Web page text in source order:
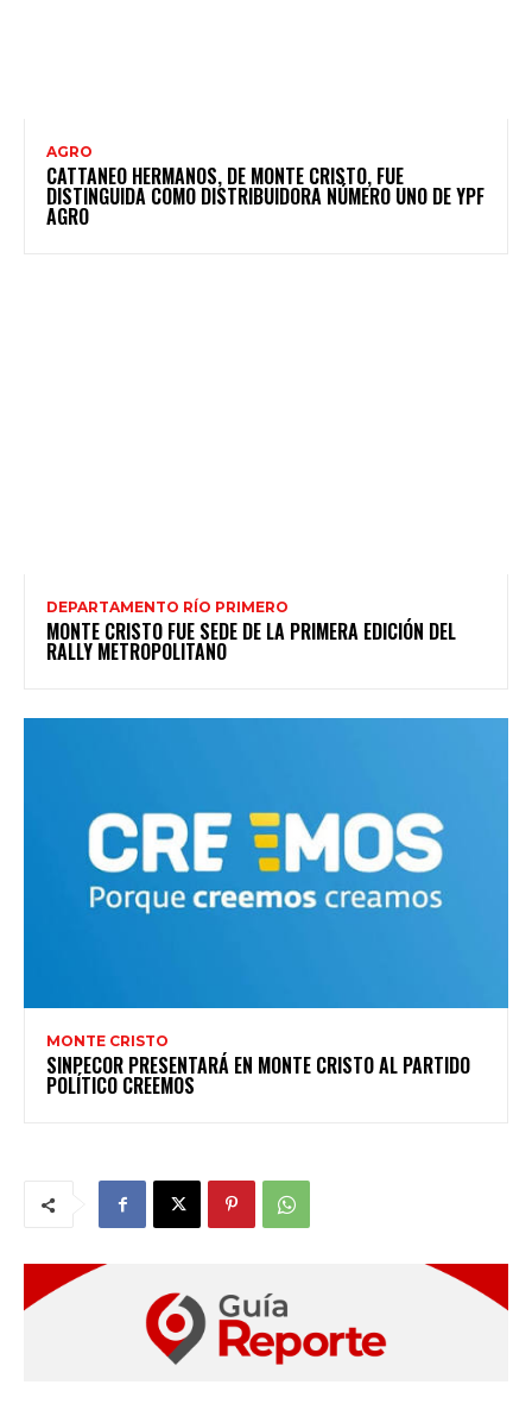
AGRO
CATTANEO HERMANOS, DE MONTE CRISTO, FUE
DISTINGUIDA COMO DISTRIBUIDORA NÚMERO UNO DE YPF
AGRO
DEPARTAMENTO RÍO PRIMERO
MONTE CRISTO FUE SEDE DE LA PRIMERA EDICIÓN DEL
RALLY METROPOLITANO
MONTE CRISTO
SINPECOR PRESENTARÁ EN MONTE CRISTO AL PARTIDO
POLÍTICO CREEMOS